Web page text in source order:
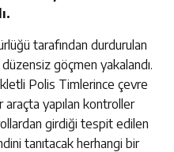
tarafından durdurulan
göçmen yakalandı.
Polis Timlerince çevre
araçta yapılan kontroller
girdiği tespit edilen
tanıtacak herhangi bir